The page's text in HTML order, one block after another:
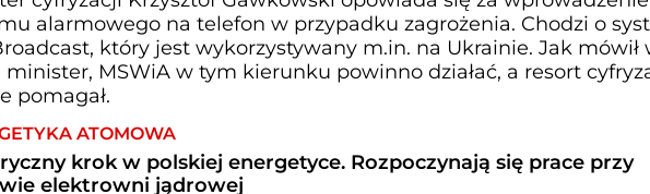
alarmowego na telefon w przypadku zagrożenia. Chodzi o
który jest wykorzystywany m.in. na Ukrainie. Jak mówił
minister, MSWiA w tym kierunku powinno działać, a resort
pomagał.
ATOMOWA
krok w polskiej energetyce. Rozpoczynają się prace przy
elektrowni jądrowej